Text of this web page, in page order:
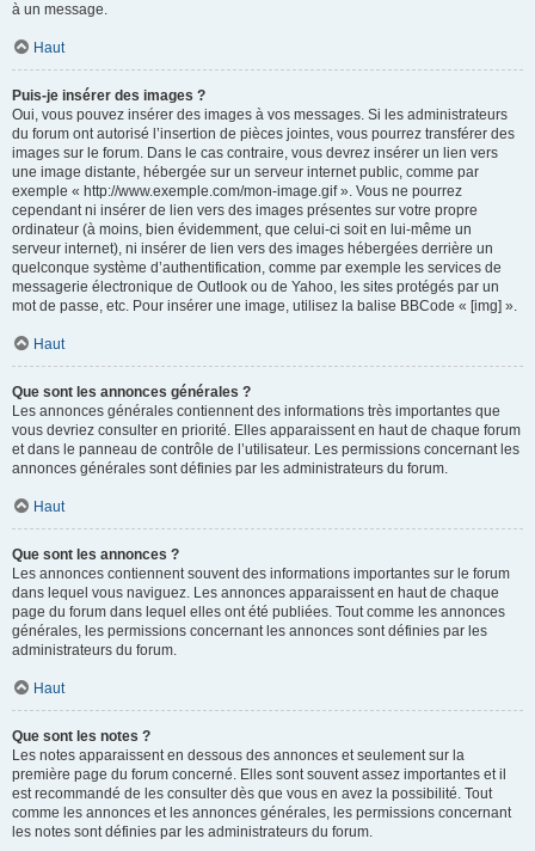
à un message.
Haut
Puis-je insérer des images ?
Oui, vous pouvez insérer des images à vos messages. Si les administrateurs
du forum ont autorisé l’insertion de pièces jointes, vous pourrez transférer des
images sur le forum. Dans le cas contraire, vous devrez insérer un lien vers
une image distante, hébergée sur un serveur internet public, comme par
exemple « http://www.exemple.com/mon-image.gif ». Vous ne pourrez
cependant ni insérer de lien vers des images présentes sur votre propre
ordinateur (à moins, bien évidemment, que celui-ci soit en lui-même un
serveur internet), ni insérer de lien vers des images hébergées derrière un
quelconque système d’authentification, comme par exemple les services de
messagerie électronique de Outlook ou de Yahoo, les sites protégés par un
mot de passe, etc. Pour insérer une image, utilisez la balise BBCode « [img] ».
Haut
Que sont les annonces générales ?
Les annonces générales contiennent des informations très importantes que
vous devriez consulter en priorité. Elles apparaissent en haut de chaque forum
et dans le panneau de contrôle de l’utilisateur. Les permissions concernant les
annonces générales sont définies par les administrateurs du forum.
Haut
Que sont les annonces ?
Les annonces contiennent souvent des informations importantes sur le forum
dans lequel vous naviguez. Les annonces apparaissent en haut de chaque
page du forum dans lequel elles ont été publiées. Tout comme les annonces
générales, les permissions concernant les annonces sont définies par les
administrateurs du forum.
Haut
Que sont les notes ?
Les notes apparaissent en dessous des annonces et seulement sur la
première page du forum concerné. Elles sont souvent assez importantes et il
est recommandé de les consulter dès que vous en avez la possibilité. Tout
comme les annonces et les annonces générales, les permissions concernant
les notes sont définies par les administrateurs du forum.